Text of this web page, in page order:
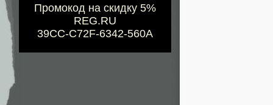
Промокод на скидку 5%
REG.RU
39CC-C72F-6342-560A